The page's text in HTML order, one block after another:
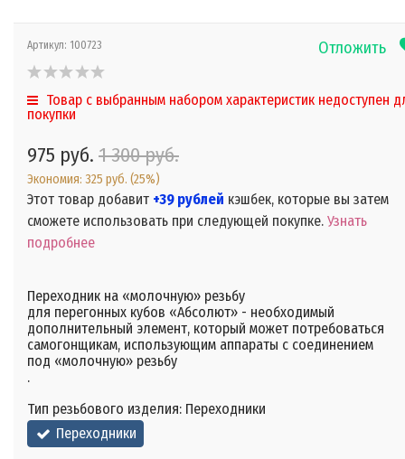
Отложить
Артикул: 100723
Товар с выбранным набором характеристик недоступен
покупки
975 руб. 1 300 руб.
Экономия: 325 руб. (25%)
Этот товар добавит +39 рублей кэшбек, которые вы затем
сможете использовать при следующей покупке. Узнать
подробнее
Переходник на «молочную» резьбу
для перегонных кубов «Абсолют» - необходимый
дополнительный элемент, который может потребоваться
самогонщикам, использующим аппараты с соединением
под «молочную» резьбу
.
Тип резьбового изделия: Переходники
Переходники